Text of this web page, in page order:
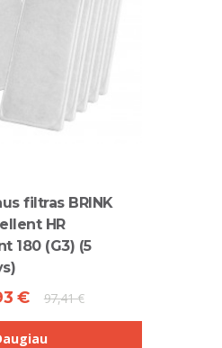
filtras BRINK
HR
180 (G3) (5
€ 97,41 €